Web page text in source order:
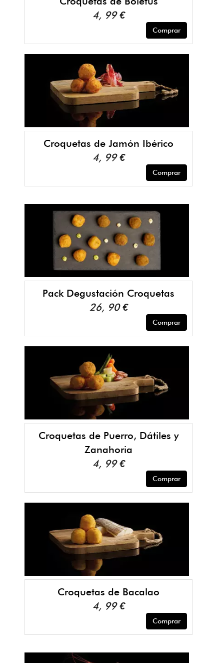
4, 99 €
Comprar
Croquetas de Jamón Ibérico
4, 99 €
Comprar
Pack Degustación Croquetas
26, 90 €
Comprar
Croquetas de Puerro, Dátiles y
Zanahoria
4, 99 €
Comprar
Croquetas de Bacalao
4, 99 €
Comprar